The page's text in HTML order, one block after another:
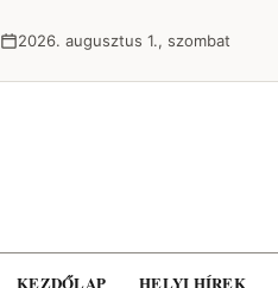
2026. augusztus 1., szombat
KEZDŐLAP HELYI HÍREK